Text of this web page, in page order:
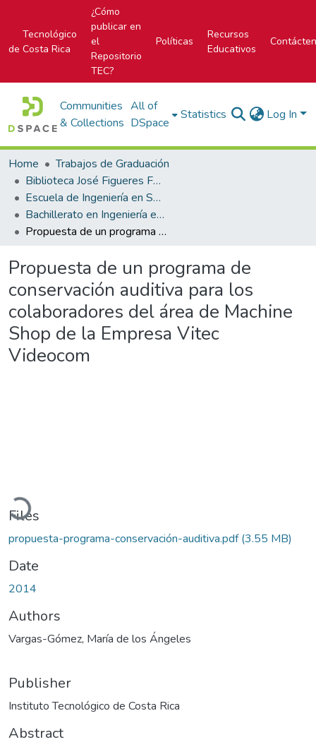
Tecnológico
de Costa Rica
¿Cómo
publicar en
el
Repositorio
TEC?
Políticas
Recursos
Educativos
Communities
& Collections
All of
DSpace
Statistics Log In
Home
Trabajos de Graduación
Biblioteca José Figueres Ferrer
Escuela de Ingeniería en Seguridad Laboral e Higiene Ambiental
Bachillerato en Ingeniería en Seguridad Laboral e Higiene Ambiental
Propuesta de un programa de conservación auditiva para los colaboradores del área de Machine Shop de la Empresa Vitec Videocom
Propuesta de un programa de
conservación auditiva para los
colaboradores del área de Machine
Shop de la Empresa Vitec
Videocom
Loading...
Files
propuesta-programa-conservación-auditiva.pdf(3.55 MB)
Date
2014
Authors
Vargas-Gómez, María de los Ángeles
Publisher
Instituto Tecnológico de Costa Rica
Abstract